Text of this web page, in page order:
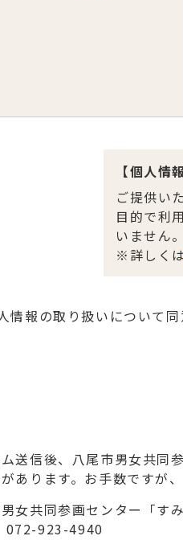
【個人情
ご提供い
目的で利
いません。
※詳しくは
情報の取り扱いについて同
送信後、八尾市男女共同
あります。お手数ですが
女共同参画センター「すみ
072-923-4940